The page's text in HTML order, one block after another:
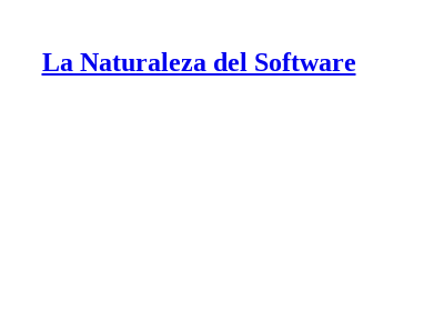
La Naturaleza del Software